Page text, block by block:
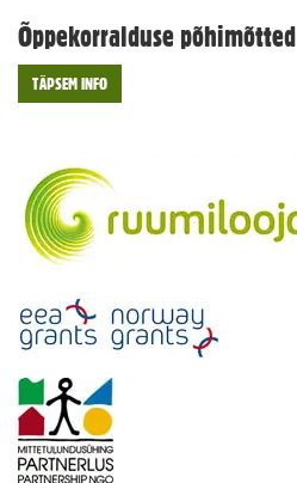
Õppekorralduse põhimõtted
TÄPSEM INFO